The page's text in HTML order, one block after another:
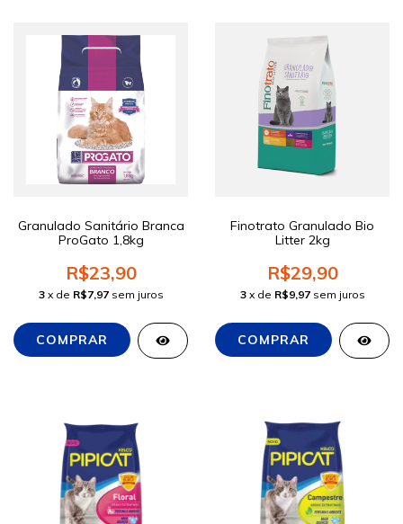
Granulado Sanitário Branca
ProGato 1,8kg
R$23,90
3 x de R$7,97 sem juros
Finotrato Granulado Bio
Litter 2kg
R$29,90
3 x de R$9,97 sem juros